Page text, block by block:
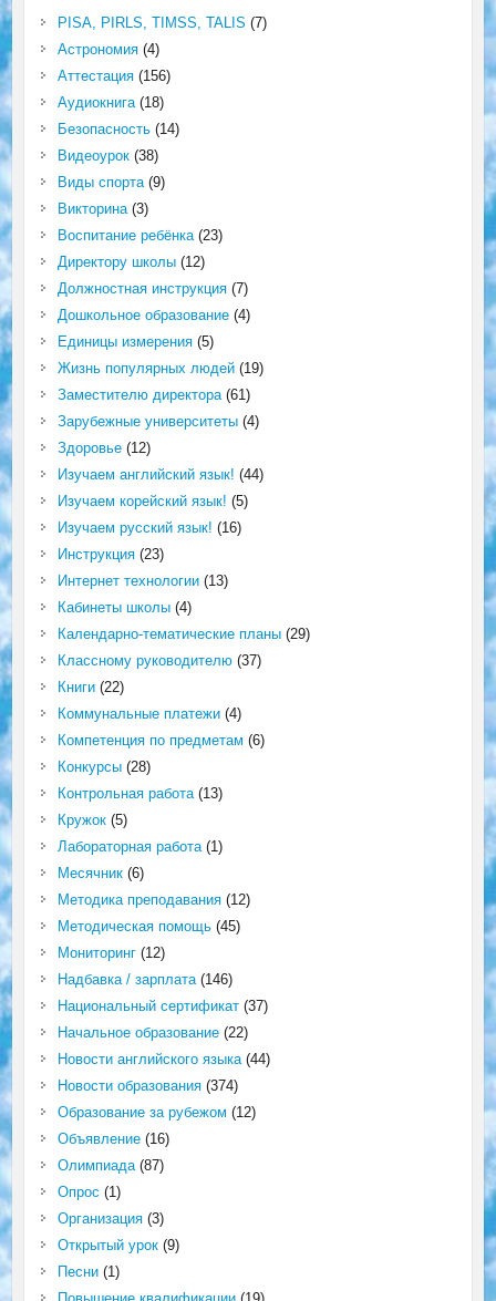
PISA, PIRLS, TIMSS, TALIS (7)
Астрономия(4)
Аттестация(156)
Аудиокнига(18)
Безопасность(14)
Видеоурок(38)
Виды спорта(9)
Викторина(3)
Воспитание ребёнка(23)
Директору школы(12)
Должностная инструкция(7)
Дошкольное образование(4)
Единицы измерения(5)
Жизнь популярных людей(19)
Заместителю директора(61)
Зарубежные университеты(4)
Здоровье(12)
Изучаем английский язык! (44)
Изучаем корейский язык! (5)
Изучаем русский язык! (16)
Инструкция(23)
Интернет технологии(13)
Кабинеты школы(4)
Календарно-тематические планы(29)
Классному руководителю(37)
Книги(22)
Коммунальные платежи(4)
Компетенция по предметам (6)
Конкурсы(28)
Контрольная работа(13)
Кружок(5)
Лабораторная работа(1)
Месячник(6)
Методика преподавания(12)
Методическая помощь(45)
Мониторинг(12)
Надбавка / зарплата(146)
Национальный сертификат(37)
Начальное образование(22)
Новости английского языка(44)
Новости образования(374)
Образование за рубежом (12)
Объявление(16)
Олимпиада(87)
Опрос (1)
Организация(3)
Открытый урок(9)
Песни(1)